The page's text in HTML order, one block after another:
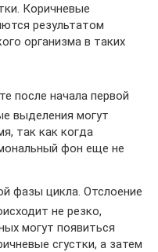
Коричневые
результатом
организма в таких
после начала первой
выделения могут
так как когда
фон еще не
фазы цикла. Отслоение
не резко,
могут появиться
сгустки, а затем